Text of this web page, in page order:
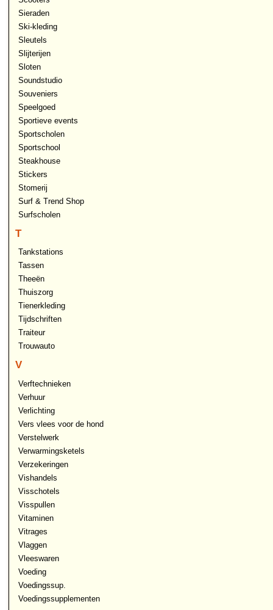
Sieraden
Ski-kleding
Sleutels
Slijterijen
Sloten
Soundstudio
Souveniers
Speelgoed
Sportieve events
Sportscholen
Sportschool
Steakhouse
Stickers
Stomerij
Surf & Trend Shop
Surfscholen
T
Tankstations
Tassen
Theeën
Thuiszorg
Tienerkleding
Tijdschriften
Traiteur
Trouwauto
V
Verftechnieken
Verhuur
Verlichting
Vers vlees voor de hond
Verstelwerk
Verwarmingsketels
Verzekeringen
Vishandels
Visschotels
Visspullen
Vitaminen
Vitrages
Vlaggen
Vleeswaren
Voeding
Voedingssup.
Voedingssupplementen